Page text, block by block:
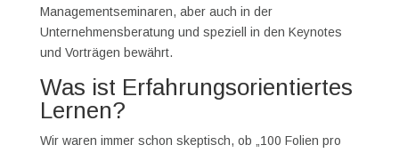
Managementseminaren, aber auch in der
Unternehmensberatung und speziell in den Keynotes
und Vorträgen bewährt.
Was ist Erfahrungsorientiertes
Lernen?
Wir waren immer schon skeptisch, ob „100 Folien pro